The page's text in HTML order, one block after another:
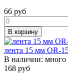
66 руб
В корзину
лента 15 мм OR-
В наличии: много
168 руб